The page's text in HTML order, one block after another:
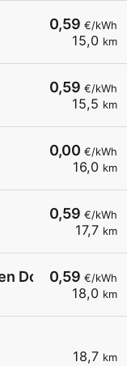
0,59 €/kWh
15,0 km
0,59 €/kWh
15,5 km
0,00 €/kWh
16,0 km
0,59 €/kWh
17,7 km
0,59 €/kWh
18,0 km
Dorfwirt
18,7 km